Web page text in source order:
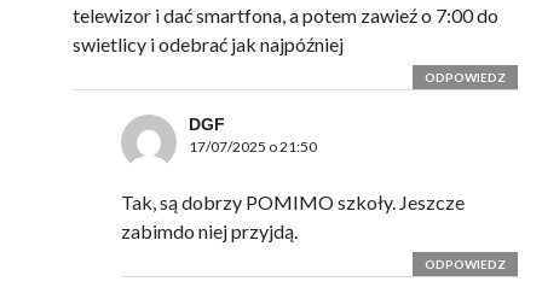
telewizor i dać smartfona, a potem zawieź o 7:00 do
swietlicy i odebrać jak najpóźniej
ODPOWIEDZ
DGF
17/07/2025 o 21:50
Tak, są dobrzy POMIMO szkoły. Jeszcze
zabimdo niej przyjdą.
ODPOWIEDZ